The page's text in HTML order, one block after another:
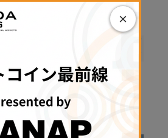
峡開放期待で米株史
法案は大詰め【楽天
×